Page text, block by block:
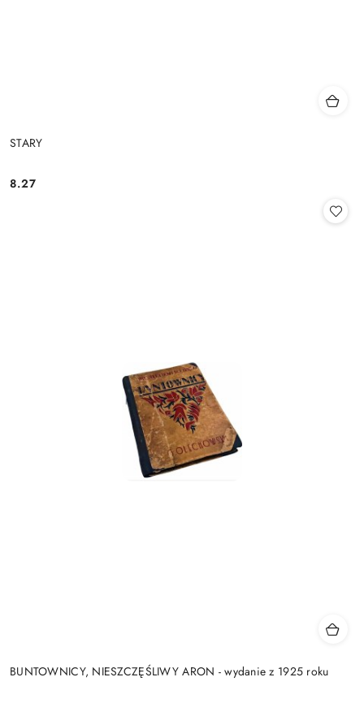
STARY
Cena:
8.27
BUNTOWNICY, NIESZCZĘŚLIWY ARON - wydanie z 1925 roku